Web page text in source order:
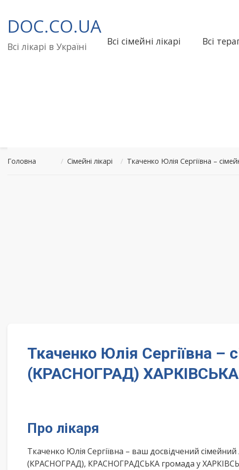
до
вмісту
DOC.CO.UA
Всі лікарі в Україні Всі сімейні лікарі Всі
Головна / Сімейні лікарі / Ткаченко Юлія Сергіївна –
Ткаченко Юлія Сергіївна
(КРАСНОГРАД) ХАРКІВСЬКА
Про лікаря
Ткаченко Юлія Сергіївна – ваш досвідчений
(КРАСНОГРАД), КРАСНОГРАДСЬКА громада у